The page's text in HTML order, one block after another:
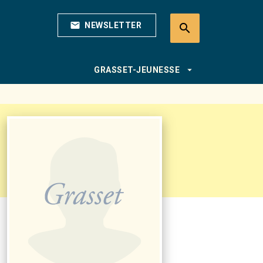
mail NEWSLETTER search
GRASSET-JEUNESSE arrow_drop_down